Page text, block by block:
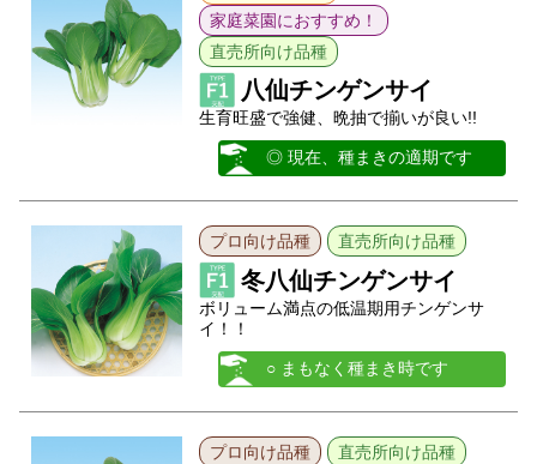
家庭菜園におすすめ！
直売所向け品種
八仙チンゲンサイ
生育旺盛で強健、晩抽で揃いが良い!!
◎ 現在、種まきの適期です
プロ向け品種 直売所向け品種
冬八仙チンゲンサイ
ボリューム満点の低温期用チンゲンサ
イ！！
○ まもなく種まき時です
プロ向け品種 直売所向け品種